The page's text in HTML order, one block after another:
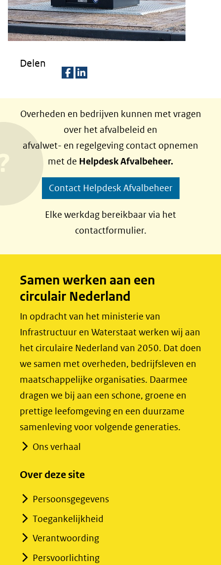
Delen
l
e
n
o
p
F
b
o
k
(opent
nieuw
naar
een
andere
website)
l
e
n
o
p
L
e
I
n
(opent
nieuw
naar
een
andere
website)
Overheden en bedrijven kunnen met vragen
over het afvalbeleid en
afvalwet- en regelgeving contact opnemen
met de Helpdesk Afvalbeheer.
Contact Helpdesk Afvalbeheer
Elke werkdag bereikbaar via het
contactformulier.
Samen werken aan een
circulair Nederland
In opdracht van het ministerie van
Infrastructuur en Waterstaat werken wij aan
het circulaire Nederland van 2050. Dat doen
we samen met overheden, bedrijfsleven en
maatschappelijke organisaties. Daarmee
dragen we bij aan een schone, groene en
prettige leefomgeving en een duurzame
samenleving voor volgende generaties.
Ons verhaal
Over deze site
Persoonsgegevens
Toegankelijkheid
Verantwoording
Persvoorlichting